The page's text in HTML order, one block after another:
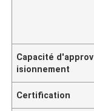
Capacité d'approv
isionnement
Certification